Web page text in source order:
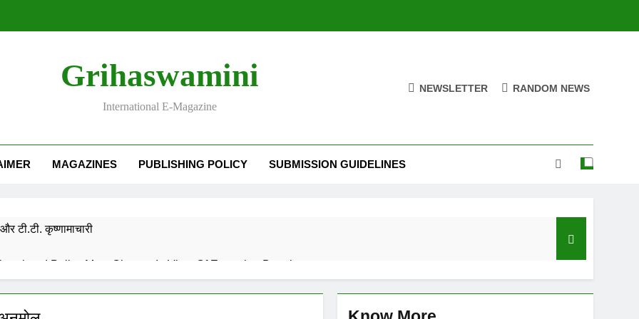
Grihaswamini
International E-Magazine
NEWSLETTER RANDOM NEWS
MAGAZINES PUBLISHING POLICY SUBMISSION GUIDELINES
टी.टी. कृष्णामाचारी